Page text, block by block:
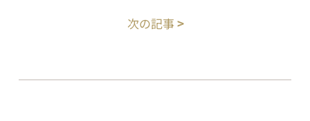
次の記事 >